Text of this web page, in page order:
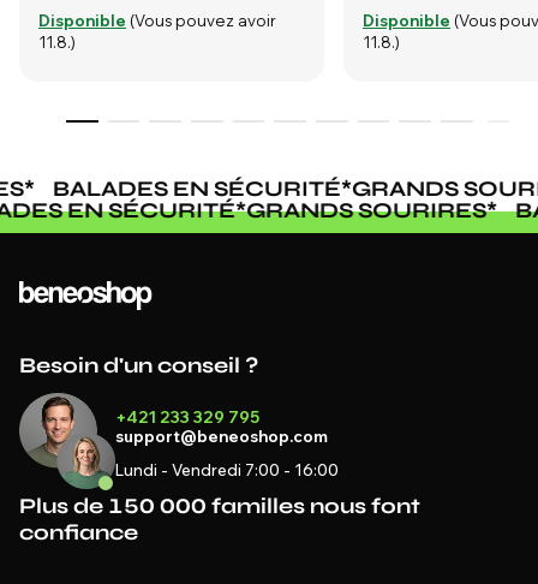
Disponible (Vous pouvez avoir
11.8.)
Disponible (Vous
11.8.)
BALADES EN SÉCURITÉ*GRANDS
EN SÉCURITÉ*GRANDS SOURIRES*
Besoin d'un conseil ?
+421 233 329 795
support@beneoshop.com
Lundi - Vendredi 7:00 - 16:00
Plus de 150 000 familles nous font
confiance